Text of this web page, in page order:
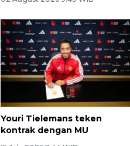
Youri Tielemans teken
kontrak dengan MU